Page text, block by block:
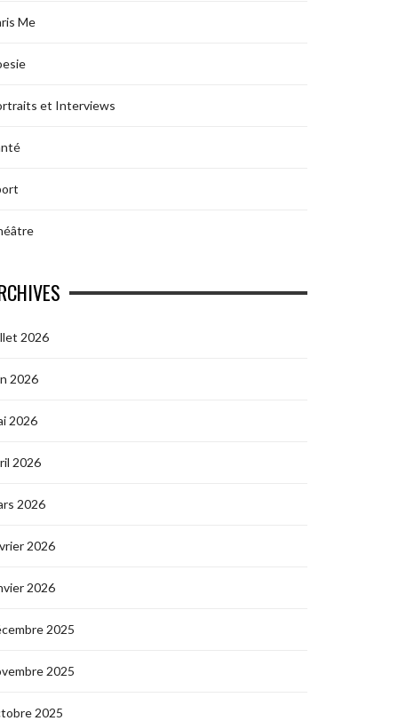
Me
et Interviews
2026
2026
2026
2026
2026
2026
2026
2025
2025
2025